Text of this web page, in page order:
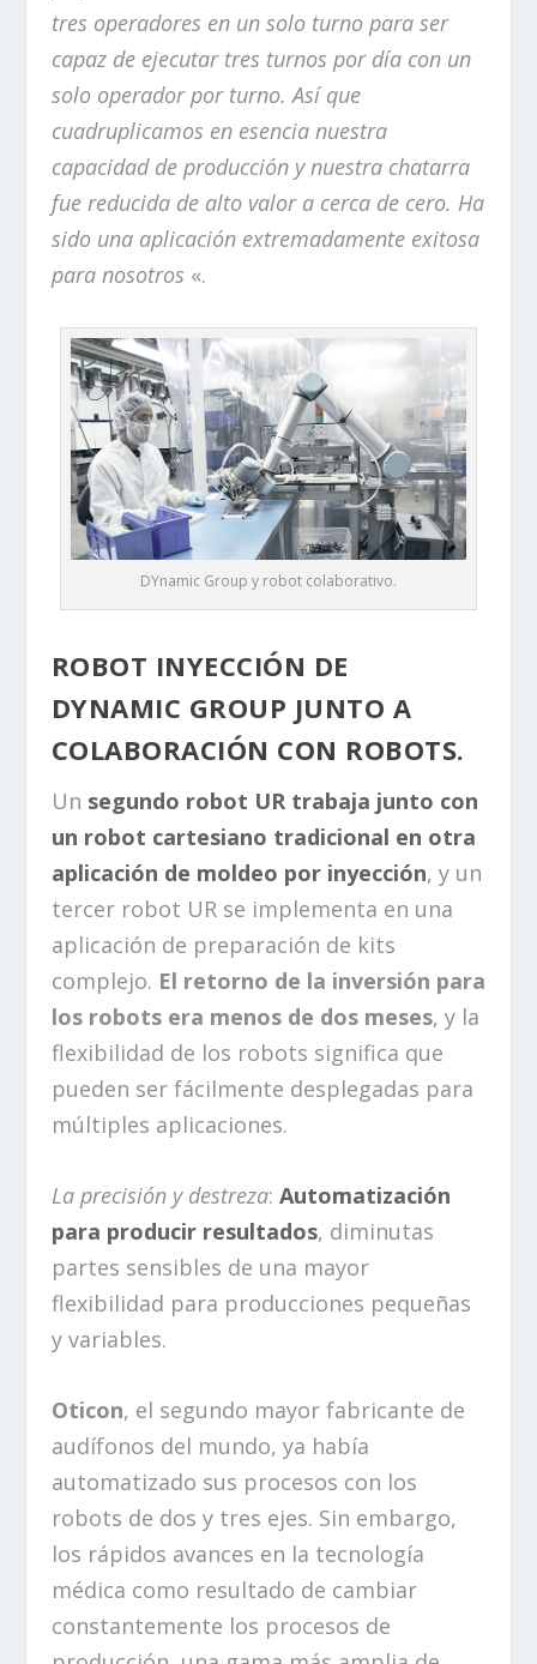
tres operadores en un solo turno para ser
capaz de ejecutar tres turnos por día con un
solo operador por turno. Así que
cuadruplicamos en esencia nuestra
capacidad de producción y nuestra chatarra
fue reducida de alto valor a cerca de cero. Ha
sido una aplicación extremadamente exitosa
para nosotros «.
DYnamic Group y robot colaborativo.
ROBOT INYECCIÓN DE
DYNAMIC GROUP JUNTO A
COLABORACIÓN CON ROBOTS.
Un segundo robot UR trabaja junto con
un robot cartesiano tradicional en otra
aplicación de moldeo por inyección, y un
tercer robot UR se implementa en una
aplicación de preparación de kits
complejo. El retorno de la inversión para
los robots era menos de dos meses, y la
flexibilidad de los robots significa que
pueden ser fácilmente desplegadas para
múltiples aplicaciones.
La precisión y destreza: Automatización
para producir resultados, diminutas
partes sensibles de una mayor
flexibilidad para producciones pequeñas
y variables.
Oticon, el segundo mayor fabricante de
audífonos del mundo, ya había
automatizado sus procesos con los
robots de dos y tres ejes. Sin embargo,
los rápidos avances en la tecnología
médica como resultado de cambiar
constantemente los procesos de